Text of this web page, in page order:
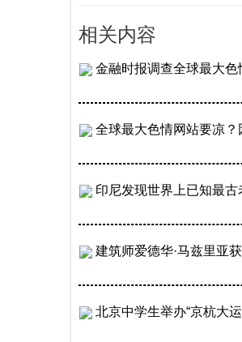
相关内容
金融时报调查全球最大
全球最大色情网站要凉
印尼发现世界上已知最
建筑师爱德华·马兹里亚
北京中学生举办“京杭大